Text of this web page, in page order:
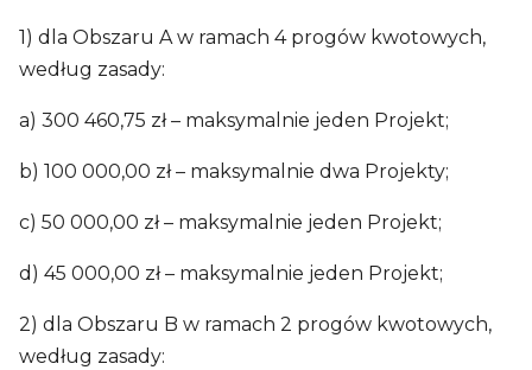
1) dla Obszaru A w ramach 4 progów kwotowych,
według zasady:
a) 300 460,75 zł – maksymalnie jeden Projekt;
b) 100 000,00 zł – maksymalnie dwa Projekty;
c) 50 000,00 zł – maksymalnie jeden Projekt;
d) 45 000,00 zł – maksymalnie jeden Projekt;
2) dla Obszaru B w ramach 2 progów kwotowych,
według zasady: